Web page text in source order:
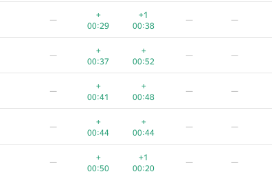
—
+
00:29
+1
00:38
— —
—
+
00:37
+
00:52
— —
—
+
00:41
+
00:48
— —
—
+
00:44
+
00:44
— —
—
+
00:50
+1
00:20
— —